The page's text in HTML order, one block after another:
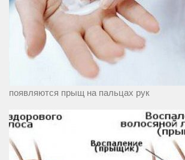
появляются прыщ на пальцах рук